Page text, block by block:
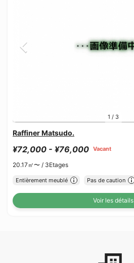
1 / 3
Raffiner Matsudo.
¥72,000 - ¥76,000 Vacant
20.17㎡〜 / 3Etages
Entièrement meublé Pas de caution
Voir les détails